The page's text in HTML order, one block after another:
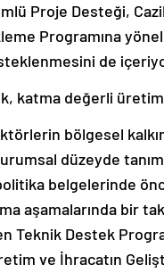
Proje Desteği,
Programına
de
katma değerli
bölgesel
düzeyde
belgelerinde
aşamalarında bir
Teknik Destek
ve İhracatın